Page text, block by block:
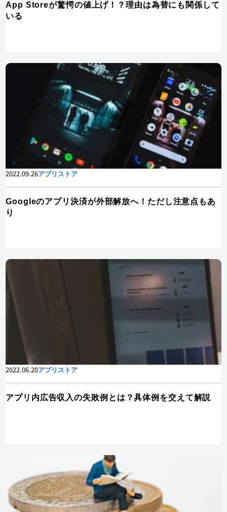
App Storeが驚愕の値上げ！？理由は為替にも関係して
いる
2022.09.26アプリストア
Googleのアプリ決済が外部解放へ！ただし注意点もあ
り
2022.06.20アプリストア
アプリ内広告収入の失敗例とは？具体例を交えて解説